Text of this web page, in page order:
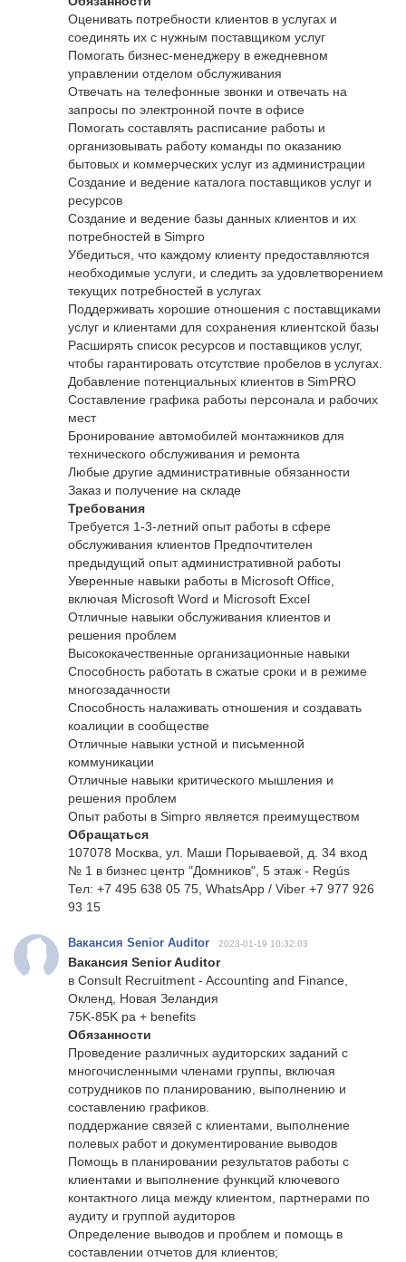
Оценивать потребности клиентов в услугах и
соединять их с нужным поставщиком услуг
Помогать бизнес-менеджеру в ежедневном
управлении отделом обслуживания
Отвечать на телефонные звонки и отвечать на
запросы по электронной почте в офисе
Помогать составлять расписание работы и
организовывать работу команды по оказанию
бытовых и коммерческих услуг из администрации
Создание и ведение каталога поставщиков услуг и
ресурсов
Создание и ведение базы данных клиентов и их
потребностей в Simpro
Убедиться, что каждому клиенту предоставляются
необходимые услуги, и следить за удовлетворением
текущих потребностей в услугах
Поддерживать хорошие отношения с поставщиками
услуг и клиентами для сохранения клиентской базы
Расширять список ресурсов и поставщиков услуг,
чтобы гарантировать отсутствие пробелов в услугах.
Добавление потенциальных клиентов в SimPRO
Составление графика работы персонала и рабочих
мест
Бронирование автомобилей монтажников для
технического обслуживания и ремонта
Любые другие административные обязанности
Заказ и получение на складе
Требования
Требуется 1-3-летний опыт работы в сфере
обслуживания клиентов Предпочтителен
предыдущий опыт административной работы
Уверенные навыки работы в Microsoft Office,
включая Microsoft Word и Microsoft Excel
Отличные навыки обслуживания клиентов и
решения проблем
Высококачественные организационные навыки
Способность работать в сжатые сроки и в режиме
многозадачности
Способность налаживать отношения и создавать
коалиции в сообществе
Отличные навыки устной и письменной
коммуникации
Отличные навыки критического мышления и
решения проблем
Опыт работы в Simpro является преимуществом
Обращаться
107078 Москва, ул. Маши Порываевой, д. 34 вход
№ 1 в бизнес центр "Домников", 5 этаж - Regús
Тел: +7 495 638 05 75, WhatsApp / Viber +7 977 926
93 15
Вакансия Senior Auditor 2023-01-19 10:32:03
Вакансия Senior Auditor
в Consult Recruitment - Accounting and Finance,
Окленд, Новая Зеландия
75K-85K pa + benefits
Обязанности
Проведение различных аудиторских заданий с
многочисленными членами группы, включая
сотрудников по планированию, выполнению и
составлению графиков.
поддержание связей с клиентами, выполнение
полевых работ и документирование выводов
Помощь в планировании результатов работы с
клиентами и выполнение функций ключевого
контактного лица между клиентом, партнерами по
аудиту и группой аудиторов
Определение выводов и проблем и помощь в
составлении отчетов для клиентов;